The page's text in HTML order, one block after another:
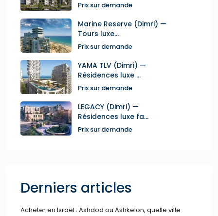
Prix sur demande
Marine Reserve (Dimri) —
Tours luxe...
Prix sur demande
YAMA TLV (Dimri) —
Résidences luxe ...
Prix sur demande
LEGACY (Dimri) —
Résidences luxe fa...
Prix sur demande
Derniers articles
Acheter en Israël : Ashdod ou Ashkelon, quelle ville